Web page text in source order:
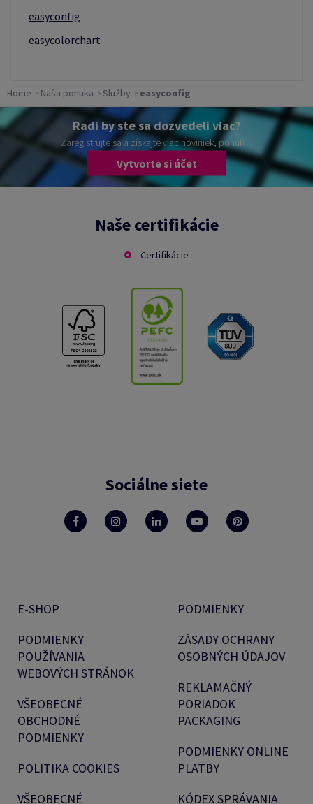
easyconfig
easycolorchart
Home Naša ponuka Služby easyconfig
Radi by ste sa dozvedeli viac?
Zaregistrujte sa a získajte viac noviniek, ponúk ...
Vytvorte si účet
Naše certifikácie
Certifikácie
Sociálne siete
E-SHOP
PODMIENKY
POUŽÍVANIA
WEBOVÝCH STRÁNOK
VŠEOBECNÉ
OBCHODNÉ
PODMIENKY
POLITIKA COOKIES
VŠEOBECNÉ
PODMIENKY
ZÁSADY OCHRANY
OSOBNÝCH ÚDAJOV
REKLAMAČNÝ
PORIADOK
PACKAGING
PODMIENKY ONLINE
PLATBY
KÓDEX SPRÁVANIA